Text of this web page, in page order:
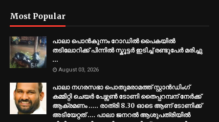
Most Popular
പാലാ പൊൻകുന്നം റോഡിൽ പൈകയിൽ
തടിലോറിക്ക് പിന്നിൽ സ്കൂട്ടർ ഇടിച്ച് രണ്ടുപേർ മരിച്ചു
...
August 03, 2026
പാലാ നഗരസഭാ പൊതുമരാമത്ത് സ്റ്റാൻഡിംഗ്
കമ്മിറ്റി ചെയർ പേഴ്സൺ ടോണി തൈപ്പറമ്പന് നേർക്ക്
ആക്രമണം ..... രാത്രി 8.30 ഓടെ ആണ് ടോണിക്ക്
അടിയേറ്റത് .... പാലാ ജനറൽ ആശുപത്രിയിൽ